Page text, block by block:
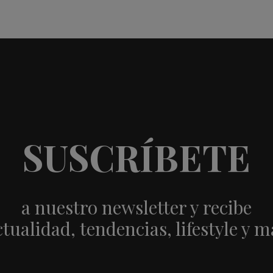
SUSCRÍBETE
a nuestro newsletter y recibe
tendencias, lifestyle y